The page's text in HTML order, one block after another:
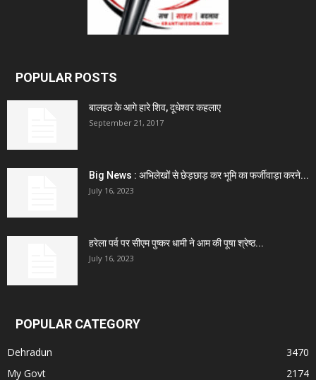
POPULAR POSTS
बालहठ के आगे हारे शिव, दूधेश्वर कहलाए
September 21, 2017
Big News : अभिलेखों से छेड़छाड़ कर भूमि का फर्जीवाड़ा करने...
July 16, 2023
हरेला पर्व पर सीएम पुष्कर धामी ने आम की पूषा श्रेष्ठ...
July 16, 2023
POPULAR CATEGORY
Dehradun
3470
My Govt
2174